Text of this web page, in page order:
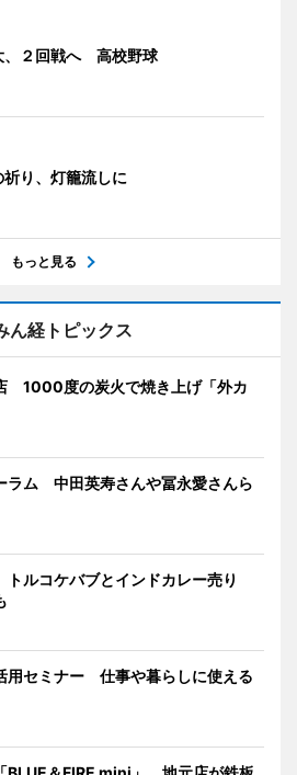
、２回戦へ 高校野球
り、灯籠流しに
もっと見る
ん経トピックス
1000度の炭火で焼き上げ「外カ
ラム 中田英寿さんや冨永愛さんら
ルコケバブとインドカレー売り
用セミナー 仕事や暮らしに使える